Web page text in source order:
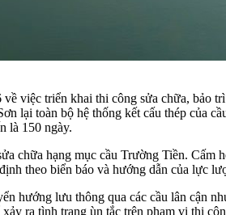
việc triển khai thi công sửa chữa, bảo trì
lại toàn bộ hệ thống kết cấu thép của
là 150 ngày.
chữa hạng mục cầu Trường Tiền. Cấm
theo biển báo và hướng dẫn của lực
hướng lưu thông qua các cầu lân cận
ra tình trạng ùn tắc trên phạm vi thi